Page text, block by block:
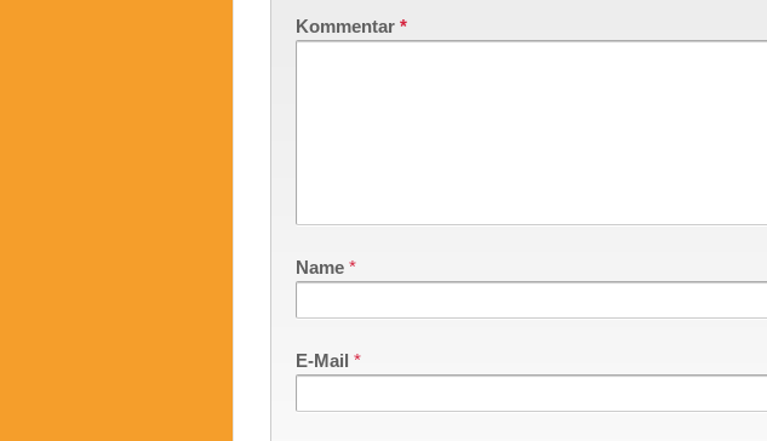
Kommentar *
Name *
E-Mail *